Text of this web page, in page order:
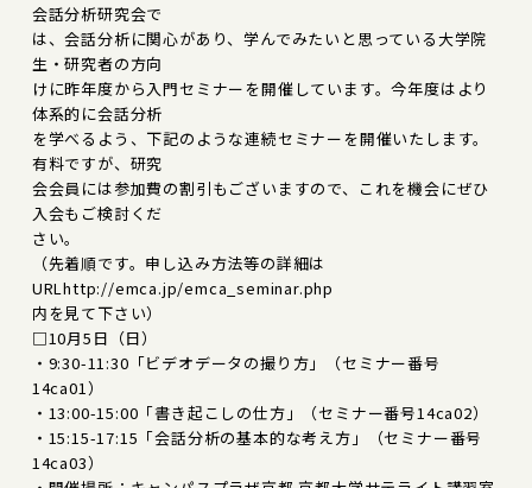
会話分析研究会で
は、会話分析に関心があり、学んでみたいと思っている大学院
生・研究者の方向
けに昨年度から入門セミナーを開催しています。今年度はより
体系的に会話分析
を学べるよう、下記のような連続セミナーを開催いたします。
有料ですが、研究
会会員には参加費の割引もございますので、これを機会にぜひ
入会もご検討くだ
さい。
（先着順です。申し込み方法等の詳細は
URLhttp://emca.jp/emca_seminar.php
内を見て下さい）
□10月5日（日）
・9:30-11:30「ビデオデータの撮り方」（セミナー番号
14ca01）
・13:00-15:00「書き起こしの仕方」（セミナー番号14ca02）
・15:15-17:15「会話分析の基本的な考え方」（セミナー番号
14ca03）